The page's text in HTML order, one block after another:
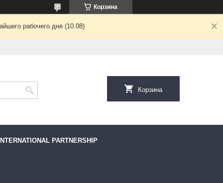
Корзина
рабочего дня (10.08)
Корзина
PARTNERSHIP